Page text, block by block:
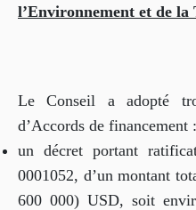
l’Environnement et de
Le Conseil a adopté
d’Accords de financement :
un décret portant
0001052, d’un montant
600 000) USD, soit